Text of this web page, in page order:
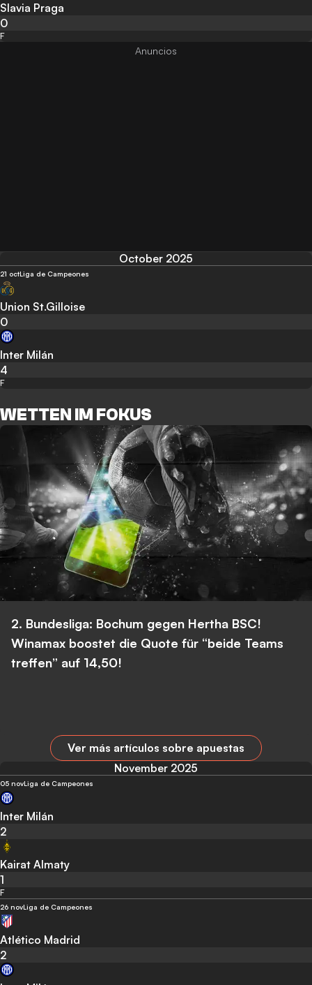
Slavia Praga
0
F
October 2025
21 octLiga de Campeones
Union St.Gilloise
0
Inter Milán
4
F
WETTEN IM FOKUS
2. Bundesliga: Bochum gegen Hertha BSC!
Winamax boostet die Quote für “beide Teams
treffen” auf 14,50!
Ver más artículos sobre apuestas
November 2025
05 novLiga de Campeones
Inter Milán
2
Kairat Almaty
1
F
26 novLiga de Campeones
Atlético Madrid
2